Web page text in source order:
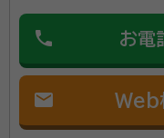
phone お電
mail Web